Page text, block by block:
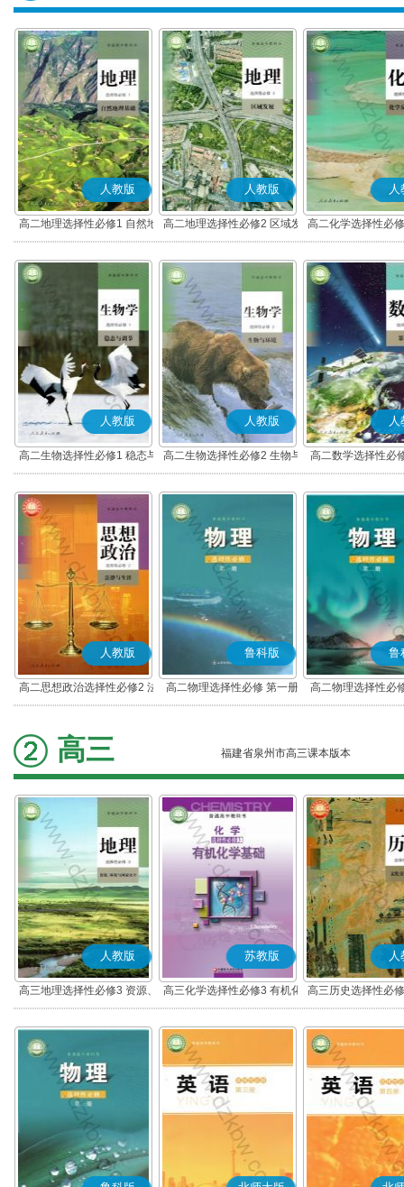
人教版
高二地理选择性必修1 自然地
理基础
人教版
高二地理选择性必修2 区域发
展
人
高二化学选择性必
应原理
人教版
高二生物选择性必修1 稳态与
调节
人教版
高二生物选择性必修2 生物与
环境
人
高二数学选择性必
(A版)
人教版
高二思想政治选择性必修2 法
律与生活(部编版)
鲁科版
高二物理选择性必修 第一册
鲁
高二物理选择性必
高三 福建省泉州市高三课本版本
人教版
高三地理选择性必修3 资源、
环境与国家安全
苏教版
高三化学选择性必修3 有机化
学基础
人
高三历史选择性必
流与传播(部